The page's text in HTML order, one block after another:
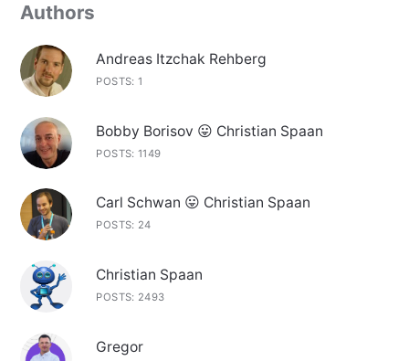
Authors
Andreas Itzchak Rehberg
POSTS: 1
Bobby Borisov 😛 Christian Spaan
POSTS: 1149
Carl Schwan 😛 Christian Spaan
POSTS: 24
Christian Spaan
POSTS: 2493
Gregor